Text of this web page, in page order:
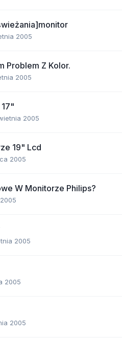
2005
Problem Z Kolor.
2005
2005
19" Lcd
2005
W Monitorze Philips?
2005
2005
2005